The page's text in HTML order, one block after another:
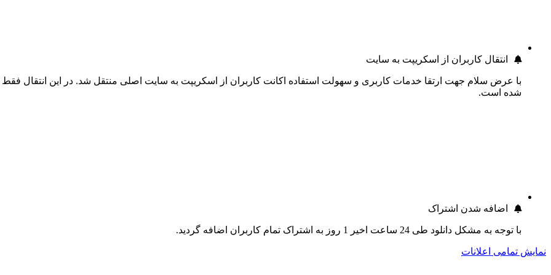
انتقال کاربران از اسکریپت به سایت
با عرض سلام جهت ارتقا خدمات کاربری و سهولت استفاده اکانت کاربران از اسکریپت به سایت اصلی منتقل شد. در این انتقال فقط
شده است.
اضافه شدن اشتراک
با توجه به مشکل دانلود طی 24 ساعت اخیر 1 روز به اشتراک تمام کاربران اضافه گردید.
نمایش تمامی اعلانات